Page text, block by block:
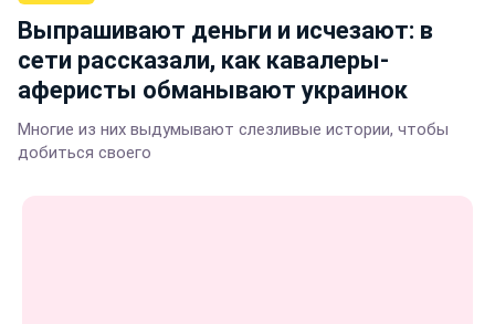
Выпрашивают деньги и исчезают: в
сети рассказали, как кавалеры-
аферисты обманывают украинок
Многие из них выдумывают слезливые истории, чтобы
добиться своего